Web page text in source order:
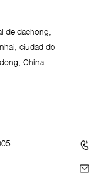
de dachong,
ciudad de
China